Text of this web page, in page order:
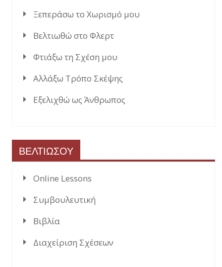
Ξεπεράσω το Χωρισμό μου
Βελτιωθώ στο Φλερτ
Φτιάξω τη Σχέση μου
Αλλάξω Τρόπο Σκέψης
Εξελιχθώ ως Άνθρωπος
ΒΕΛΤΙΩΣΟΥ
Online Lessons
Συμβουλευτική
Βιβλία
Διαχείριση Σχέσεων